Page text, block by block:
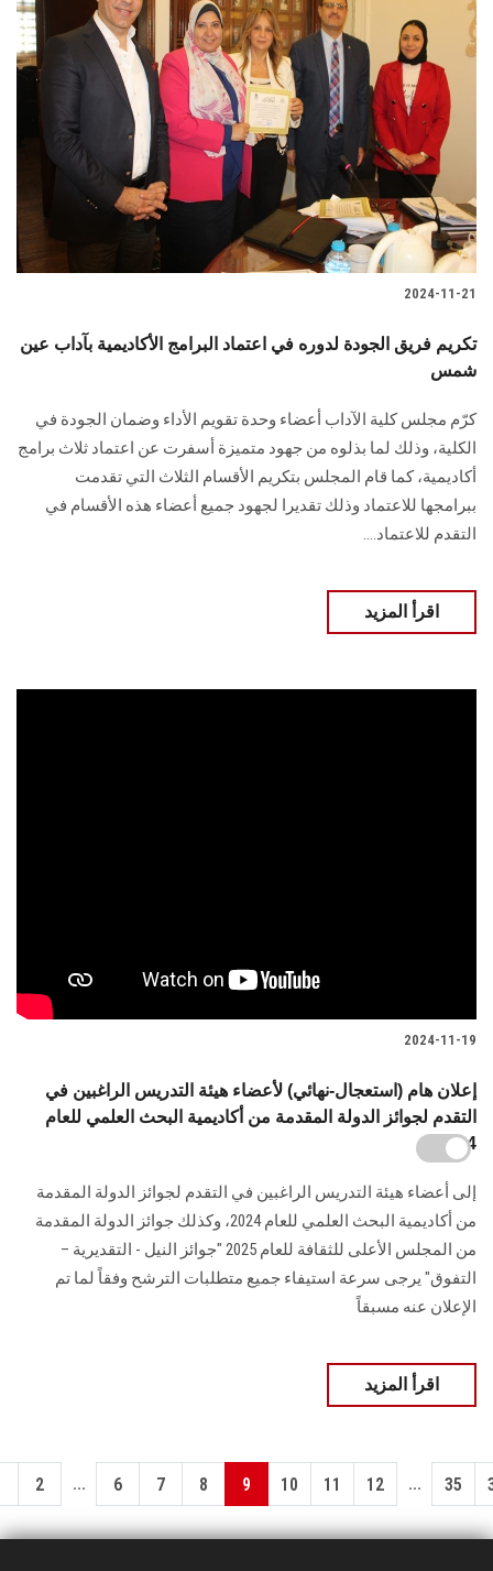
2024-11-21
تكريم فريق الجودة لدوره في اعتماد البرامج الأكاديمية بآداب عين
شمس
كرّم مجلس كلية الآداب أعضاء وحدة تقويم الأداء وضمان الجودة في
‏الكلية، وذلك لما بذلوه من جهود متميزة أسفرت عن اعتماد ثلاث برامج
أكاديمية‎، كما قام المجلس بتكريم الأقسام الثلاث التي تقدمت
ببرامجها للاعتماد وذلك تقديرا لجهود جميع ‏أعضاء هذه الأقسام في
التقدم للاعتماد....
اقرأ المزيد
2024-11-19
إعلان هام (استعجال-نهائي) لأعضاء هيئة التدريس الراغبين في
التقدم لجوائز الدولة المقدمة من أكاديمية البحث ‏العلمي للعام
2024
إلى أعضاء هيئة التدريس الراغبين في التقدم لجوائز الدولة المقدمة
من أكاديمية البحث ‏العلمي للعام 2024، وكذلك جوائز الدولة المقدمة
من المجلس الأعلى للثقافة للعام 2025 "جوائز النيل - التقديرية –
‏التفوق‎"‎ يرجى سرعة استيفاء جميع متطلبات الترشح وفقاً لما تم
الإعلان عنه مسبقاً
اقرأ المزيد
2 ... 6 7 8 9 10 11 12 ... 35